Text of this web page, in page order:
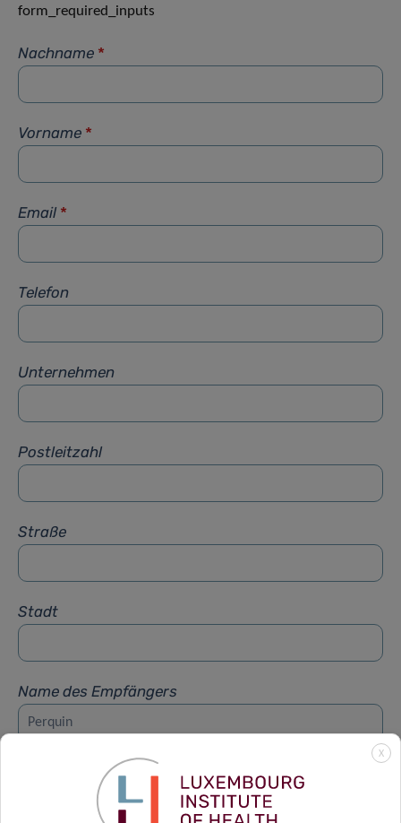
form_required_inputs
Nachname *
Vorname *
Email *
Telefon
Unternehmen
Postleitzahl
Straße
Stadt
Name des Empfängers
Vorname des Empfängers
X